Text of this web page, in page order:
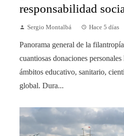
responsabilidad
Sergio Montalbá Hace 5 días
Panorama general de la
cuantiosas donaciones
ámbitos educativo, sanitario,
global. Dura...